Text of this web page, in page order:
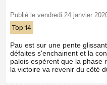
Publié le vendredi 24 janvier
Top 14
Pau est sur une pente
défaites s'enchainent et la
palois espèrent que la phase
la victoire va revenir du côté